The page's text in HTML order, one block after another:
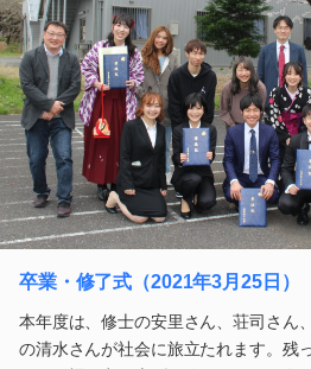
卒業・修了式（2021年3月25日）
本年度は、修士の安里さん、荘司さん
の清水さんが社会に旅立たれます。残